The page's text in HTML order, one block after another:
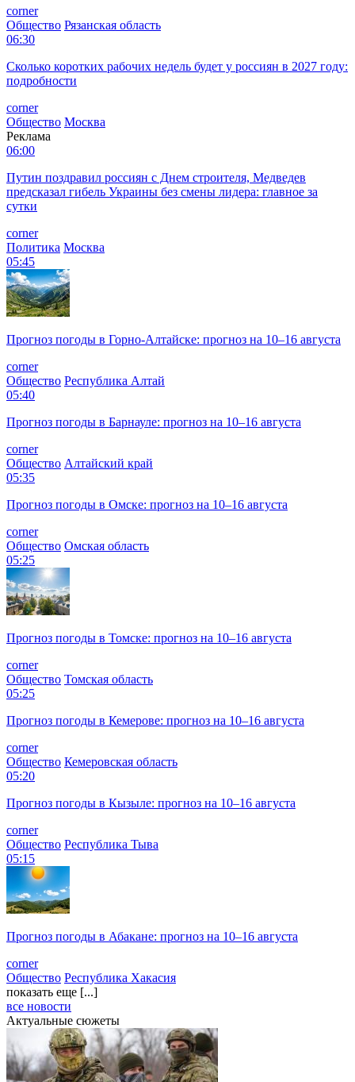
corner
Общество Рязанская область
06:30
Сколько коротких рабочих недель будет у россиян в 2027 году:
подробности
corner
Общество Москва
Реклама
06:00
Путин поздравил россиян с Днем строителя, Медведев
предсказал гибель Украины без смены лидера: главное за
сутки
corner
Политика Москва
05:45
Прогноз погоды в Горно-Алтайске: прогноз на 10–16 августа
corner
Общество Республика Алтай
05:40
Прогноз погоды в Барнауле: прогноз на 10–16 августа
corner
Общество Алтайский край
05:35
Прогноз погоды в Омске: прогноз на 10–16 августа
corner
Общество Омская область
05:25
Прогноз погоды в Томске: прогноз на 10–16 августа
corner
Общество Томская область
05:25
Прогноз погоды в Кемерове: прогноз на 10–16 августа
corner
Общество Кемеровская область
05:20
Прогноз погоды в Кызыле: прогноз на 10–16 августа
corner
Общество Республика Тыва
05:15
Прогноз погоды в Абакане: прогноз на 10–16 августа
corner
Общество Республика Хакасия
показать еще [...]
все новости
Актуальные сюжеты